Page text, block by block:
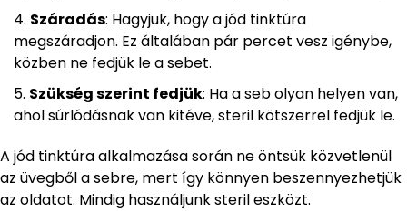
Száradás: Hagyjuk, hogy a jód tinktúra
megszáradjon. Ez általában pár percet vesz igénybe,
közben ne fedjük le a sebet.
Szükség szerint fedjük: Ha a seb olyan helyen van,
ahol súrlódásnak van kitéve, steril kötszerrel fedjük le.
A jód tinktúra alkalmazása során ne öntsük közvetlenül
az üvegből a sebre, mert így könnyen beszennyezhetjük
az oldatot. Mindig használjunk steril eszközt.